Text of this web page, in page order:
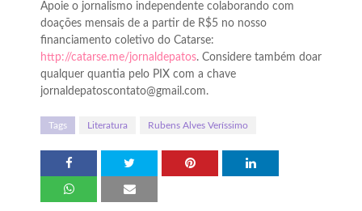
Apoie o jornalismo independente colaborando com
doações mensais de a partir de R$5 no nosso
financiamento coletivo do Catarse:
http://catarse.me/jornaldepatos. Considere também doar
qualquer quantia pelo PIX com a chave
jornaldepatoscontato@gmail.com.
Tags Literatura Rubens Alves Veríssimo